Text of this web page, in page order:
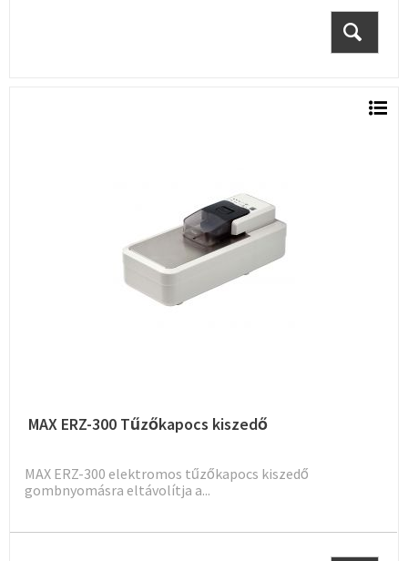
MAX ERZ-300 Tűzőkapocs kiszedő
MAX ERZ-300 elektromos tűzőkapocs kiszedő
gombnyomásra eltávolítja a...